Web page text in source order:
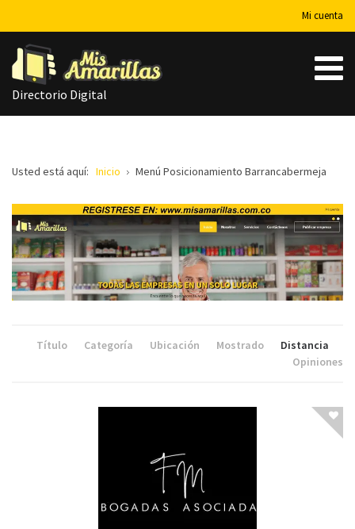
Mi cuenta
Directorio Digital
Usted está aquí: Inicio Menú Posicionamiento Barrancabermeja
Título Categoría Ubicación Mostrado
Distancia
Opiniones